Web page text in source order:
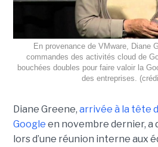
En provenance de VMware, Diane
commandes des activités cloud de
bouchées doubles pour faire valoir la
des entreprises.
Diane Greene, arrivée à la tête
Google en novembre dernier, a
lors d’une réunion interne aux